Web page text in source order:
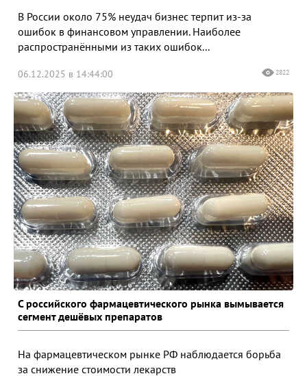
В России около 75% неудач бизнес терпит из-за
ошибок в финансовом управлении. Наиболее
распространёнными из таких ошибок...
06.12.2025 в 14:44:00 2822
С российского фармацевтического рынка вымывается
сегмент дешёвых препаратов
На фармацевтическом рынке РФ наблюдается борьба
за снижение стоимости лекарств